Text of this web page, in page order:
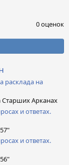
0 оценок
расклада на
Старших Арканах
и ответах.
и ответах.